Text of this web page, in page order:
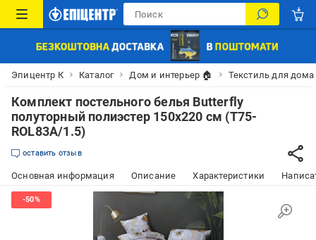
Эпицентр К Каталог Дом и интерьер 🏠 Текстиль для дома
Комплект постельного белья Butterfly
полуторный полиэстер 150х220 см (T75-
ROL83A/1.5)
оставить отзыв
Основная информация Описание Характеристики